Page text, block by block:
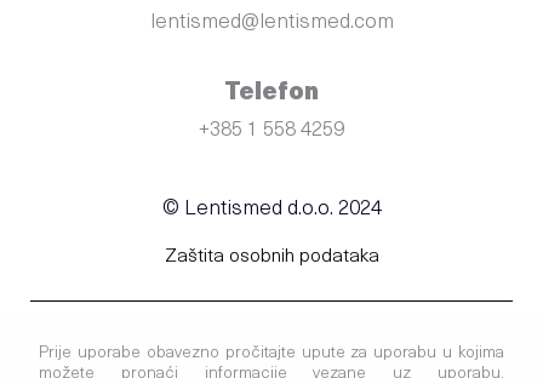
lentismed@lentismed.com
Telefon
+385 1 558 4259
© Lentismed d.o.o. 2024
Zaštita osobnih podataka
Prije uporabe obavezno pročitajte upute za uporabu u kojima
možete pronaći informacije vezane uz uporabu,